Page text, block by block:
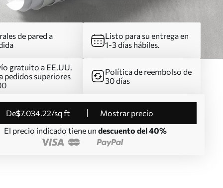
de pared a
Listo para su entrega en
1-3 días hábiles.
gratuito a EE.UU.
pedidos superiores
Política de reembolso de
30 días
de$7.034.22/sq ft
Mostrar precio
El precio indicado tiene un descuento del 40%